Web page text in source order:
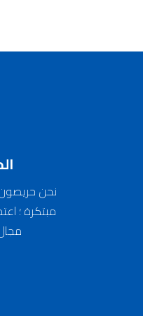
نحن
مبتكرة ؛